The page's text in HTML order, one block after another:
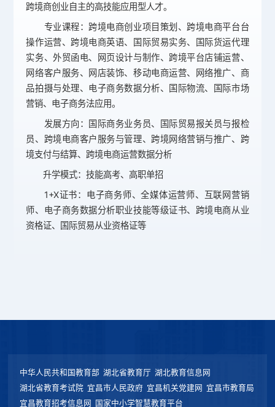
跨境商创业自主的高技能应用型人才。
专业课程：跨境电商创业项目策划、跨境电商平台台
操作运营、跨境电商英语、国际贸易实务、国际货运代理
实务、外贸函电、网页设计与制作、跨境平台店铺运营、
网络客户服务、网店装饰、移动电商运营、网络推广、商
品拍摄与处理、电子商务数据分析、国际物流、国际市场
营销、电子商务法应用。
发展方向：国际商务业务员、国际贸易报关员与报检
员、跨境电商客户服务与管理、跨境网络营销与推广、跨
境支付与结算、跨境电商运营数据分析
升学模式：技能高考、高职单招
1+X证书：电子商务师、全媒体运营师、互联网营销
师、电子商务数据分析职业技能等级证书、跨境电商从业
资格证、国际贸易从业资格证等
中华人民共和国教育部 湖北省教育厅 湖北教育信息网
湖北省教育考试院 宜昌市人民政府 宜昌机关党建网 宜昌市教育局
宜昌教育招考信息网 国家中小学智慧教育平台